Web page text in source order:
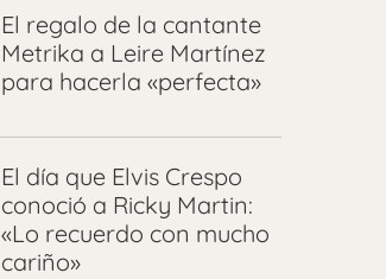
El regalo de la cantante
Metrika a Leire Martínez
para hacerla «perfecta»
El día que Elvis Crespo
conoció a Ricky Martin:
«Lo recuerdo con mucho
cariño»